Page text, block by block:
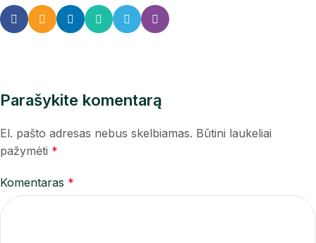
Parašykite komentarą
El. pašto adresas nebus skelbiamas. Būtini laukeliai
pažymėti *
Komentaras *